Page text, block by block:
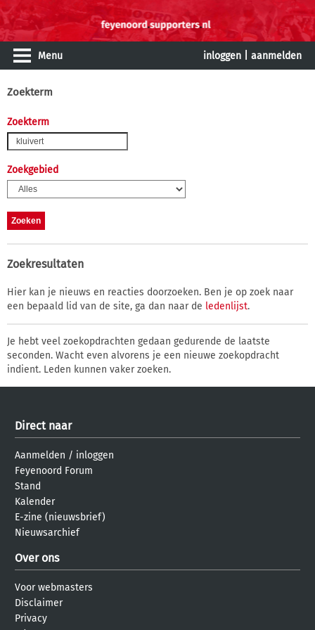
Menu inloggen aanmelden
Zoekterm
Zoekterm
Zoekgebied
Zoekresultaten
Hier kan je nieuws en reacties doorzoeken. Ben je op zoek naar
een bepaald lid van de site, ga dan naar de ledenlijst.
Je hebt veel zoekopdrachten gedaan gedurende de laatste
seconden. Wacht even alvorens je een nieuwe zoekopdracht
indient. Leden kunnen vaker zoeken.
Direct naar
Aanmelden / inloggen
Feyenoord Forum
Stand
Kalender
E-zine (nieuwsbrief)
Nieuwsarchief
Over ons
Voor webmasters
Disclaimer
Privacy